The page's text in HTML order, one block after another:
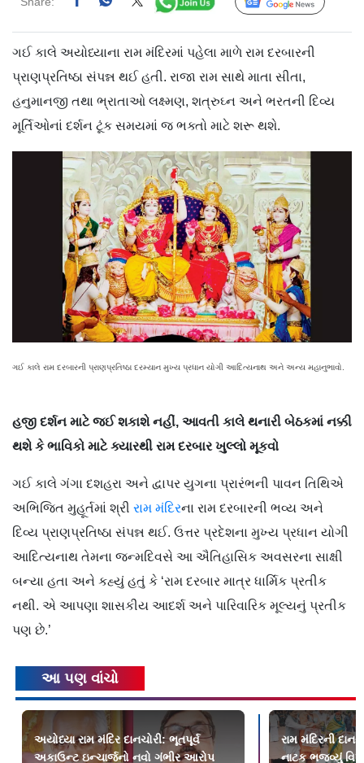
Follow Us
ગઈ કાલે અયોધ્યાના રામ મંદિરમાં પહેલા માળે રામ દરબારની
પ્રાણપ્રતિષ્ઠા સંપન્ન થઈ હતી. રાજા રામ સાથે માતા સીતા,
હનુમાનજી તથા ભ્રાતાઓ લક્ષ્મણ, શત્રુઘ્ન અને ભરતની દિવ્ય
મૂર્તિઓનાં દર્શન ટૂંક સમયમાં જ ભક્તો માટે શરૂ થશે.
ગઈ કાલે રામ દરબારની પ્રાણપ્રતિષ્ઠા દરમ્યાન મુખ્ય પ્રધાન યોગી આદિત્યનાથ અને અન્ય મહાનુભાવો.
હજી દર્શન માટે જઈ શકાશે નહીં, આવતી કાલે થનારી બેઠકમાં નક્કી
થશે કે ભાવિકો માટે ક્યારથી રામ દરબાર ખુલ્લો મૂકવો
ગઈ કાલે ગંગા દશહરા અને દ્વાપર યુગના પ્રારંભની પાવન તિથિએ
અભિજિત મુહૂર્તમાં શ્રી રામ મંદિરના રામ દરબારની ભવ્ય અને
દિવ્ય પ્રાણપ્રતિષ્ઠા સંપન્ન થઈ. ઉત્તર પ્રદેશના મુખ્ય પ્રધાન યોગી
આદિત્યનાથ તેમના જન્મદિવસે આ ઐતિહાસિક અવસરના સાક્ષી
બન્યા હતા અને કહ્યું હતું કે ‘રામ દરબાર માત્ર ધાર્મિક પ્રતીક
નથી. એ આપણા શાસકીય આદર્શ અને પારિવારિક મૂલ્યનું પ્રતીક
પણ છે.’
આ પણ વાંચો
અયોધ્યા રામ મંદિર દાનચોરી: ભૂતપૂર્વ
અકાઉન્ટ ઇન્ચાર્જનો નવો ગંભીર આરોપ
રામ મંદિરની
નાટક ભજવ્યું